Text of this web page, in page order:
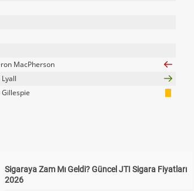
MacPherson
Sigaraya Zam Mı Geldi? Güncel JTI Sigara Fiyatları
2026